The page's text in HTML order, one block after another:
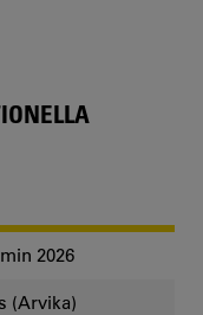
2026
(Arvika)